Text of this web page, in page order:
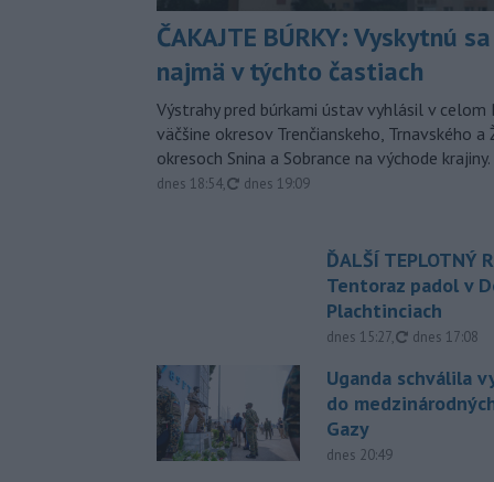
ČAKAJTE BÚRKY: Vyskytnú
najmä v týchto častiach
Výstrahy pred búrkami ústav vyhlásil v
väčšine okresov Trenčianskeho, Trnavského a
okresoch Snina a Sobrance na východe krajiny.
dnes 18:54, aktualizované
dnes 19:09
ĎALŠÍ TEPLOTNÝ
Tentoraz padol v
Plachtinciach
dnes 15:27, aktualizované
dnes 17:08
Uganda schválila
do
Gazy
dnes 20:49